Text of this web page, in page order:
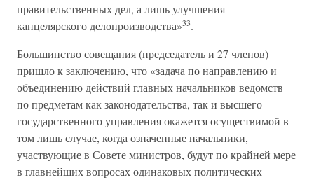
правительственных дел, а лишь улучшения
канцелярского делопроизводства»33.
Большинство совещания (председатель и 27 членов)
пришло к заключению, что «задача по направлению и
объединению действий главных начальников ведомств
по предметам как законодательства, так и высшего
государственного управления окажется осуществимой в
том лишь случае, когда означенные начальники,
участвующие в Совете министров, будут по крайней мере
в главнейших вопросах одинаковых политических